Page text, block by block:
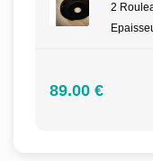
2
89.00 €